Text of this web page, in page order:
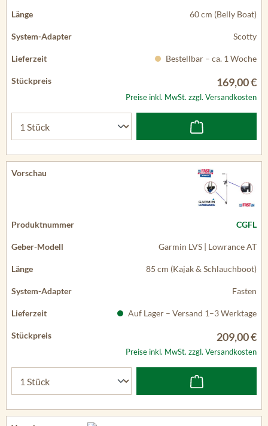
60 cm (Belly Boat)
Scotty
Bestellbar – ca. 1 Woche
169,00 €
Preise inkl. MwSt. zzgl. Versandkosten
CGFL
Garmin LVS | Lowrance AT
85 cm (Kajak & Schlauchboot)
Fasten
Auf Lager – Versand 1–3 Werktage
209,00 €
Preise inkl. MwSt. zzgl. Versandkosten